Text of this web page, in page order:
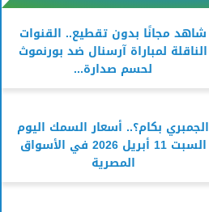
شاهد مجانًا بدون تقطيع.. القنوات
الناقلة لمباراة آرسنال ضد بورنموث
لحسم صدارة...
الجمبري بكام؟.. أسعار السمك اليوم
السبت 11 أبريل 2026 في الأسواق
المصرية